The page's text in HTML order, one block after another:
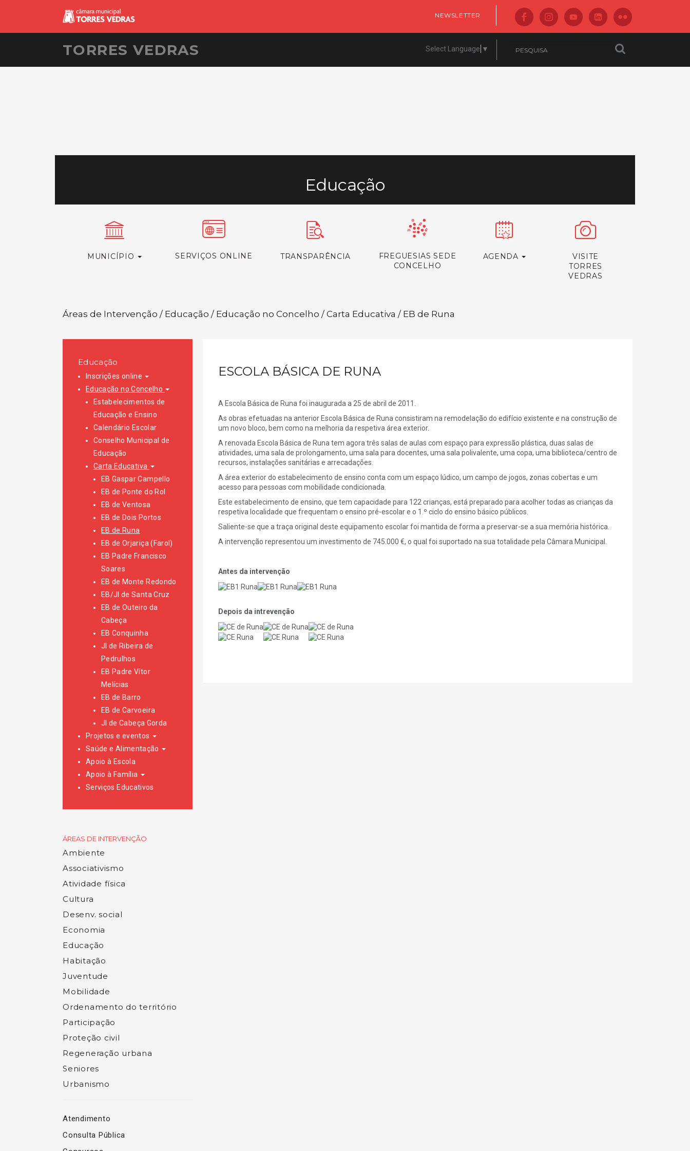
NEWSLETTER
TORRES VEDRAS Select Language ▼
Educação
MUNICÍPIO SERVIÇOS ONLINE TRANSPARÊNCIA
FREGUESIAS SEDE
CONCELHO
AGENDA
VISITE
TORRES
VEDRAS
Áreas de Intervenção / Educação / Educação no Concelho / Carta Educativa / EB de Runa
Educação
Inscrições online
Educação no Concelho
Estabelecimentos de
Educação e Ensino
Calendário Escolar
Conselho Municipal de
Educação
Carta Educativa
EB Gaspar Campello
EB de Ponte do Rol
EB de Ventosa
EB de Dois Portos
EB de Runa
EB de Orjariça (Farol)
EB Padre Francisco
Soares
EB de Monte Redondo
EB/JI de Santa Cruz
EB de Outeiro da
Cabeça
EB Conquinha
JI de Ribeira de
Pedrulhos
EB Padre Vítor
Melícias
EB de Barro
EB de Carvoeira
JI de Cabeça Gorda
Projetos e eventos
Saúde e Alimentação
Apoio à Escola
Apoio à Família
Serviços Educativos
ÁREAS DE INTERVENÇÃO
Ambiente
Associativismo
Atividade física
Cultura
Desenv. social
Economia
Educação
Habitação
Juventude
Mobilidade
Ordenamento do território
Participação
Proteção civil
Regeneração urbana
Seniores
Urbanismo
Atendimento
Consulta Pública
ESCOLA BÁSICA DE RUNA
A Escola Básica de Runa foi inaugurada a 25 de abril de 2011.
As obras efetuadas na anterior Escola Básica de Runa consistiram na remodelação do edifício existente e na construção de
um novo bloco, bem como na melhoria da respetiva área exterior.
A renovada Escola Básica de Runa tem agora três salas de aulas com espaço para expressão plástica, duas salas de
atividades, uma sala de prolongamento, uma sala para docentes, uma sala polivalente, uma copa, uma biblioteca/centro de
recursos, instalações sanitárias e arrecadações.
A área exterior do estabelecimento de ensino conta com um espaço lúdico, um campo de jogos, zonas cobertas e um
acesso para pessoas com mobilidade condicionada.
Este estabelecimento de ensino, que tem capacidade para 122 crianças, está preparado para acolher todas as crianças da
respetiva localidade que frequentam o ensino pré-escolar e o 1.º ciclo do ensino básico públicos.
Saliente-se que a traça original deste equipamento escolar foi mantida de forma a preservar-se a sua memória histórica.
A intervenção representou um investimento de 745.000 €, o qual foi suportado na sua totalidade pela Câmara Municipal.
Antes da intervenção
Depois da intrevenção